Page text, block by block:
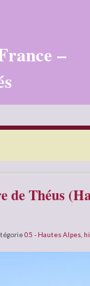
–
de Théus
05 - Hautes Alpes